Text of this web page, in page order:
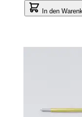
In den